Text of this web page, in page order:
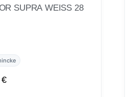
SUPRA WEISS 28 M
€